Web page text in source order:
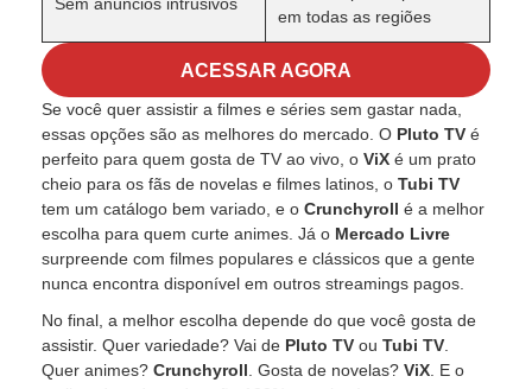
Sem anúncios intrusivos
em todas as regiões
ACESSAR AGORA
Se você quer assistir a filmes e séries sem gastar nada,
essas opções são as melhores do mercado. O Pluto TV é
perfeito para quem gosta de TV ao vivo, o ViX é um prato
cheio para os fãs de novelas e filmes latinos, o Tubi TV
tem um catálogo bem variado, e o Crunchyroll é a melhor
escolha para quem curte animes. Já o Mercado Livre
surpreende com filmes populares e clássicos que a gente
nunca encontra disponível em outros streamings pagos.
No final, a melhor escolha depende do que você gosta de
assistir. Quer variedade? Vai de Pluto TV ou Tubi TV.
Quer animes? Crunchyroll. Gosta de novelas? ViX. E o